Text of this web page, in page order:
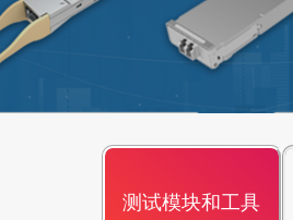
测试模块和工具